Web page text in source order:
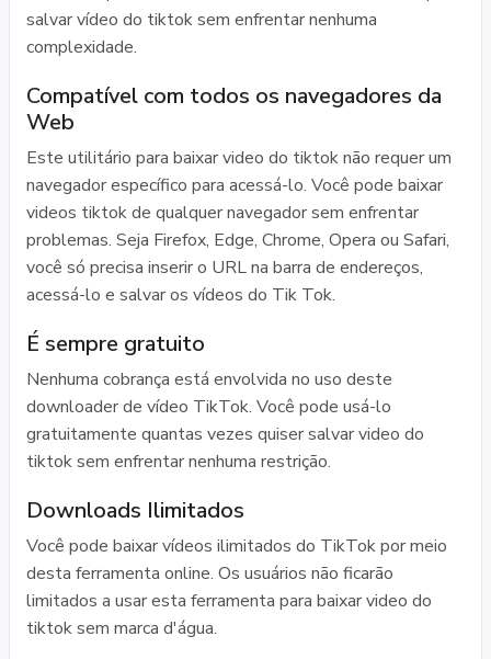
salvar vídeo do tiktok sem enfrentar nenhuma
complexidade.
Compatível com todos os navegadores da
Web
Este utilitário para baixar video do tiktok não requer um
navegador específico para acessá-lo. Você pode baixar
videos tiktok de qualquer navegador sem enfrentar
problemas. Seja Firefox, Edge, Chrome, Opera ou Safari,
você só precisa inserir o URL na barra de endereços,
acessá-lo e salvar os vídeos do Tik Tok.
É sempre gratuito
Nenhuma cobrança está envolvida no uso deste
downloader de vídeo TikTok. Você pode usá-lo
gratuitamente quantas vezes quiser salvar video do
tiktok sem enfrentar nenhuma restrição.
Downloads Ilimitados
Você pode baixar vídeos ilimitados do TikTok por meio
desta ferramenta online. Os usuários não ficarão
limitados a usar esta ferramenta para baixar video do
tiktok sem marca d'água.